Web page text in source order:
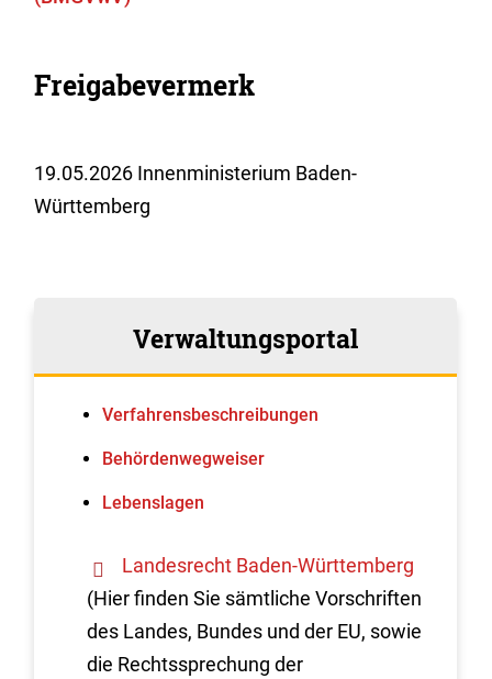
Freigabevermerk
19.05.2026 Innenministerium Baden-
Württemberg
Verwaltungsportal
Verfahrens­beschreibungen
Behördenwegweiser
Lebenslagen
Landesrecht Baden-Württemberg
(Hier finden Sie sämtliche Vorschriften
des Landes, Bundes und der EU, sowie
die Rechtssprechung der